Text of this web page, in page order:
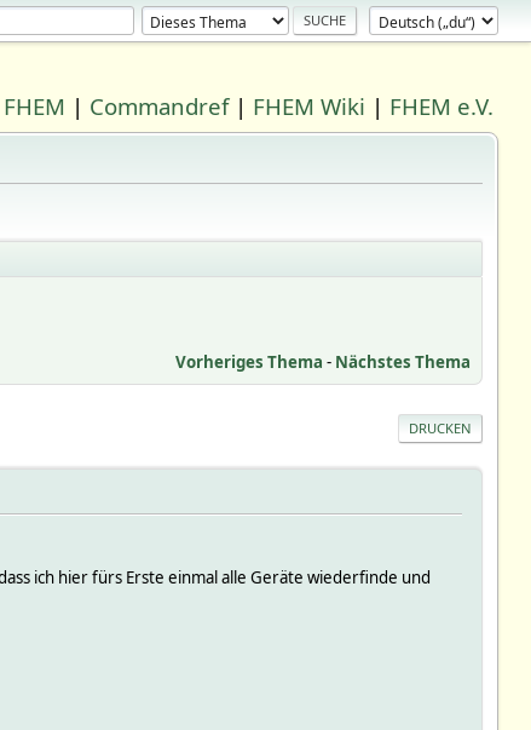
FHEM | Commandref| FHEM Wiki | FHEM e.V.
Vorheriges Thema - Nächstes Thema
DRUCKEN
ich hier fürs Erste einmal alle Geräte wiederfinde und